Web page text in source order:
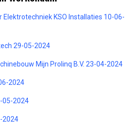
Elektrotechniek KSO Installaties 10-06-
29-05-2024
Mijn Prolinq B.V. 23-04-2024
2024
05-2024
2024